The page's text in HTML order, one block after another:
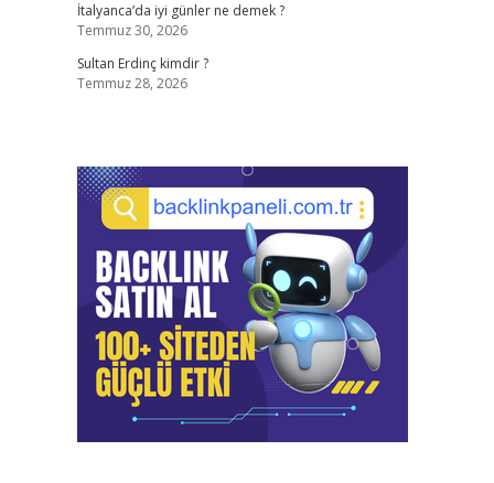
İtalyanca’da iyi günler ne demek ?
Temmuz 30, 2026
Sultan Erdinç kimdir ?
Temmuz 28, 2026